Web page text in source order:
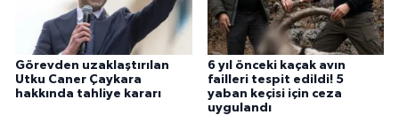
Görevden uzaklaştırılan
Utku Caner Çaykara
hakkında tahliye kararı
6 yıl önceki kaçak avın
failleri tespit edildi! 5
yaban keçisi için ceza
uygulandı